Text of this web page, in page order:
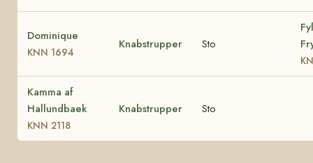
Dominique
KNN 1694
Knabstrupper Sto
Kamma af
Hallundbaek
KNN 2118
Knabstrupper Sto